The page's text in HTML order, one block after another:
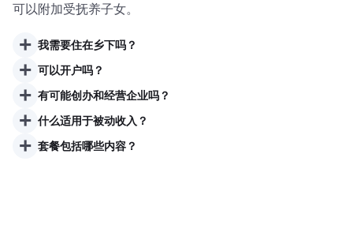
可以附加受抚养子女。
+ 我需要住在乡下吗？
+ 可以开户吗？
+ 有可能创办和经营企业吗？
+ 什么适用于被动收入？
+ 套餐包括哪些内容？